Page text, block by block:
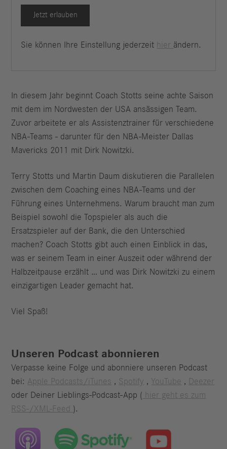
Jetzt erlauben
Sie können Ihre Einstellung jederzeit hier ändern.
In diesem Jahr beginnt Coach Stotts seine achte Saison
mit dem im Nordwesten der USA ansässigen Team.
Zuvor arbeitete er als Assistenztrainer für verschiedene
NBA-Teams - darunter für den NBA-Meister Dallas
Mavericks 2011 mit Dirk Nowitzki.
Terry Stotts und Martin Daum diskutieren die Parallelen
zwischen dem Coaching eines NBA-Teams und der
Führung eines Unternehmens. Warum braucht man zum
Beispiel sowohl die Topspieler als auch die
Ersatzspieler auf der Bank, die den Unterschied
machen? Coach Stotts gibt auch einen Einblick in das,
was er seinem Team in einer Auszeit oder während der
Halbzeitpause erzählt … und was Dirk Nowitzki zu einem
einzigartigen Leader gemacht hat.
Viel Spaß!
Unseren Podcast abonnieren
Verpasse keine Folge und abonniere unseren Podcast
bei: Apple Podcasts/iTunes , Spotify , YouTube , Deezer
oder Deiner Lieblings-Podcast-App ( hier geht es zum
RSS-/XML-Feed ).